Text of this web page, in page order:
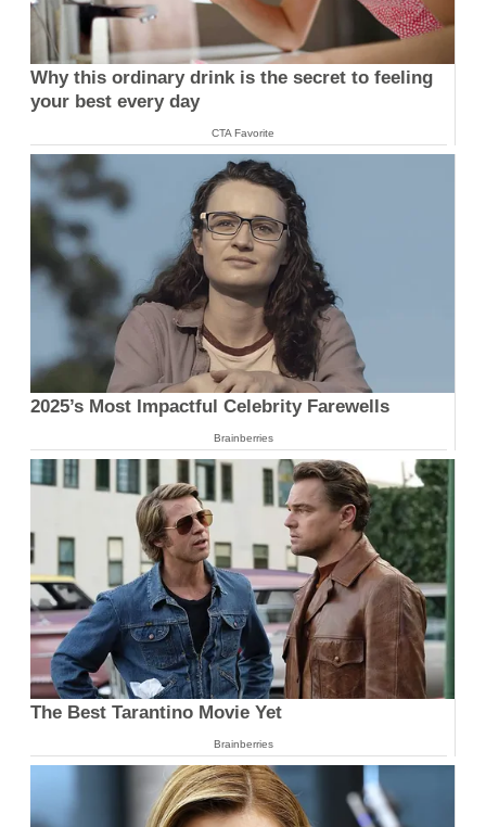
Why this ordinary drink is the secret to feeling
your best every day
CTA Favorite
2025’s Most Impactful Celebrity Farewells
Brainberries
The Best Tarantino Movie Yet
Brainberries